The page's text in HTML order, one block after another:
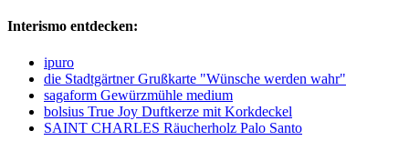
Interismo entdecken:
ipuro
die Stadtgärtner Grußkarte "Wünsche werden wahr"
sagaform Gewürzmühle medium
bolsius True Joy Duftkerze mit Korkdeckel
SAINT CHARLES Räucherholz Palo Santo